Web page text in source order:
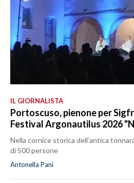
IL GIORNALISTA
Portoscuso, pienone per
Festival Argonautilus 2026
Nella cornice storica dell’antica
di 500 persone
Antonella Pani